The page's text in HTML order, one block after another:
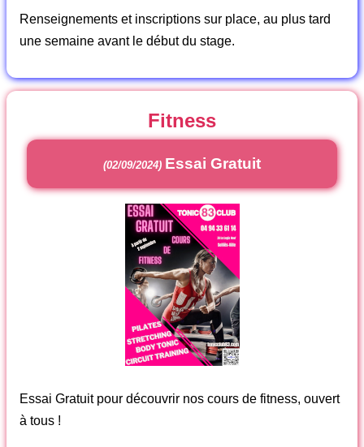
Renseignements et inscriptions sur place, au plus tard
une semaine avant le début du stage.
Fitness
(02/09/2024) Essai Gratuit
Essai Gratuit pour découvrir nos cours de fitness, ouvert
à tous !